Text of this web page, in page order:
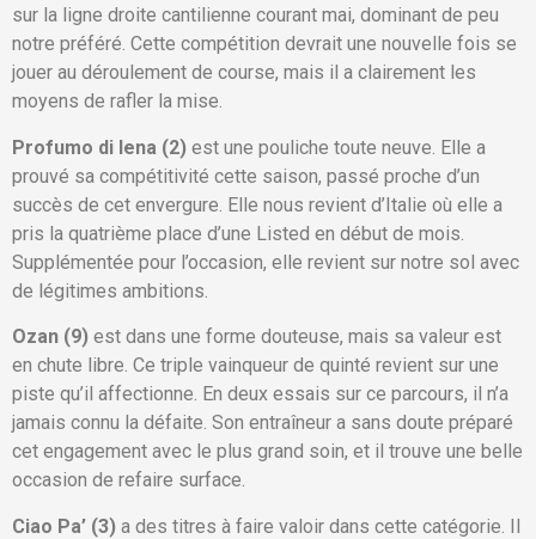
sur la ligne droite cantilienne courant mai, dominant de peu
notre préféré. Cette compétition devrait une nouvelle fois se
jouer au déroulement de course, mais il a clairement les
moyens de rafler la mise.
Profumo di Iena (2) est une pouliche toute neuve. Elle a
prouvé sa compétitivité cette saison, passé proche d’un
succès de cet envergure. Elle nous revient d’Italie où elle a
pris la quatrième place d’une Listed en début de mois.
Supplémentée pour l’occasion, elle revient sur notre sol avec
de légitimes ambitions.
Ozan (9) est dans une forme douteuse, mais sa valeur est
en chute libre. Ce triple vainqueur de quinté revient sur une
piste qu’il affectionne. En deux essais sur ce parcours, il n’a
jamais connu la défaite. Son entraîneur a sans doute préparé
cet engagement avec le plus grand soin, et il trouve une belle
occasion de refaire surface.
Ciao Pa’ (3) a des titres à faire valoir dans cette catégorie. Il